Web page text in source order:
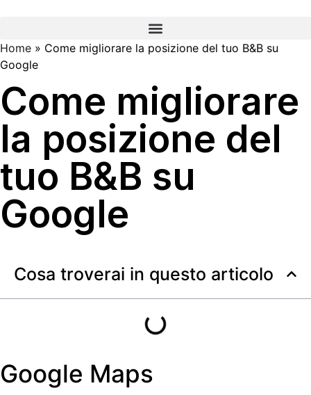
Home » Come migliorare la posizione del tuo B&B su
Google
Come migliorare
la posizione del
tuo B&B su
Google
Cosa troverai in questo articolo
Google Maps